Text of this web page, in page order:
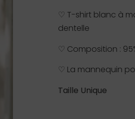
♡ T-shirt blanc à
dentelle
♡ Composition :
♡ La mannequin
Taille Unique